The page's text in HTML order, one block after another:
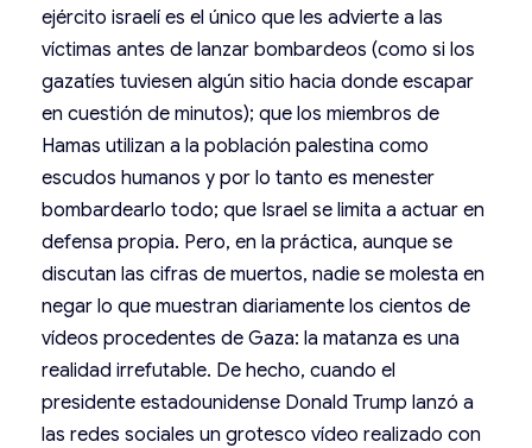
ejército israelí es el único que les advierte a las
víctimas antes de lanzar bombardeos (como si los
gazatíes tuviesen algún sitio hacia donde escapar
en cuestión de minutos); que los miembros de
Hamas utilizan a la población palestina como
escudos humanos y por lo tanto es menester
bombardearlo todo; que Israel se limita a actuar en
defensa propia. Pero, en la práctica, aunque se
discutan las cifras de muertos, nadie se molesta en
negar lo que muestran diariamente los cientos de
vídeos procedentes de Gaza: la matanza es una
realidad irrefutable. De hecho, cuando el
presidente estadounidense Donald Trump lanzó a
las redes sociales un grotesco vídeo realizado con